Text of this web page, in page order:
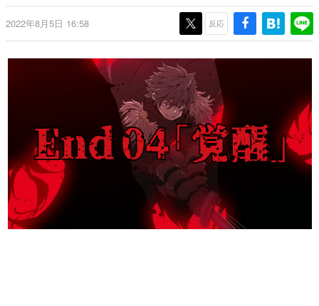
ルを網羅するほか、開発者へのインタビューや識者による
解説を掲載。約20年の歴史が一望できる決定版！
若ゲのいたり〜ゲームクリエイターの青春〜
一先生によるゲーム業界レポートマンガです。
なんでゲームは面白い？
ゲーム開発者・hamatsu氏がゲームの魅力を画面や操作の
具体的な形から解き明かしていく、硬派で骨太な評論連載
です。
ゲームが変えた日本語
「経験値」「裏技」「ラスボス」… ゲームにまつわる言葉
の起源や用法の変遷を、コンピューター文化史研究家・タ
イニーP氏が徹底調査。
カテゴリ
2022年8月5日 16:58 反応